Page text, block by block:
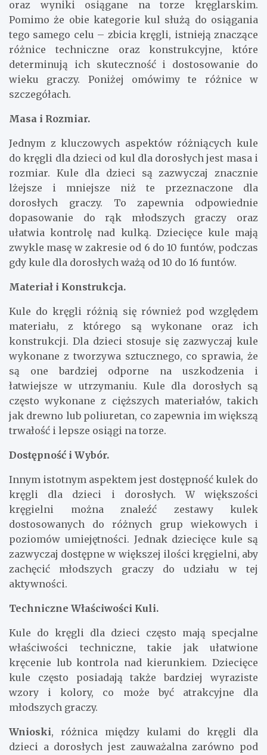
oraz wyniki osiągane na torze kręglarskim.
Pomimo że obie kategorie kul służą do osiągania
tego samego celu – zbicia kręgli, istnieją znaczące
różnice techniczne oraz konstrukcyjne, które
determinują ich skuteczność i dostosowanie do
wieku graczy. Poniżej omówimy te różnice w
szczegółach.
Masa i Rozmiar.
Jednym z kluczowych aspektów różniących kule
do kręgli dla dzieci od kul dla dorosłych jest masa i
rozmiar. Kule dla dzieci są zazwyczaj znacznie
lżejsze i mniejsze niż te przeznaczone dla
dorosłych graczy. To zapewnia odpowiednie
dopasowanie do rąk młodszych graczy oraz
ułatwia kontrolę nad kulką. Dziecięce kule mają
zwykle masę w zakresie od 6 do 10 funtów, podczas
gdy kule dla dorosłych ważą od 10 do 16 funtów.
Materiał i Konstrukcja.
Kule do kręgli różnią się również pod względem
materiału, z którego są wykonane oraz ich
konstrukcji. Dla dzieci stosuje się zazwyczaj kule
wykonane z tworzywa sztucznego, co sprawia, że
są one bardziej odporne na uszkodzenia i
łatwiejsze w utrzymaniu. Kule dla dorosłych są
często wykonane z cięższych materiałów, takich
jak drewno lub poliuretan, co zapewnia im większą
trwałość i lepsze osiągi na torze.
Dostępność i Wybór.
Innym istotnym aspektem jest dostępność kulek do
kręgli dla dzieci i dorosłych. W większości
kręgielni można znaleźć zestawy kulek
dostosowanych do różnych grup wiekowych i
poziomów umiejętności. Jednak dziecięce kule są
zazwyczaj dostępne w większej ilości kręgielni, aby
zachęcić młodszych graczy do udziału w tej
aktywności.
Techniczne Właściwości Kuli.
Kule do kręgli dla dzieci często mają specjalne
właściwości techniczne, takie jak ułatwione
kręcenie lub kontrola nad kierunkiem. Dziecięce
kule często posiadają także bardziej wyraziste
wzory i kolory, co może być atrakcyjne dla
młodszych graczy.
Wnioski, różnica między kulami do kręgli dla
dzieci a dorosłych jest zauważalna zarówno pod